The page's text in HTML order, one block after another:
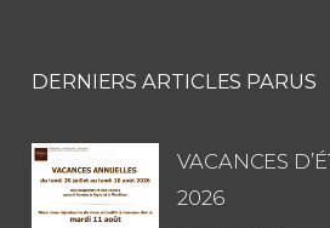
DERNIERS ARTICLES PARUS
VACANCES
2026